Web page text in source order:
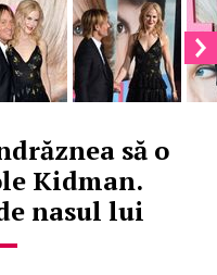
să o
Kidman.
nasul lui